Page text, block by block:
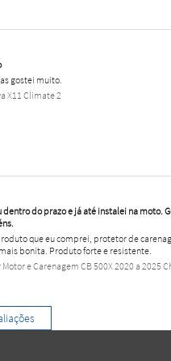
gostei muito.
X11 Climate 2
dentro do prazo e já até instalei na moto.
que eu comprei, protetor de
bonita. Produto forte e resistente.
e Carenagem CB 500X 2020 a 2025